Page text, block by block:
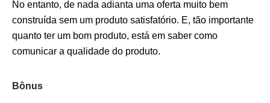
No entanto, de nada adianta uma oferta muito bem
construída sem um produto satisfatório. E, tão importante
quanto ter um bom produto, está em saber como
comunicar a qualidade do produto.
Bônus